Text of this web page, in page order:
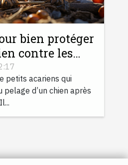
bien protéger
contre les
des tiques
petits acariens qui
d’un chien après